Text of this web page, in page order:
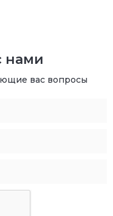
нами
вас вопросы